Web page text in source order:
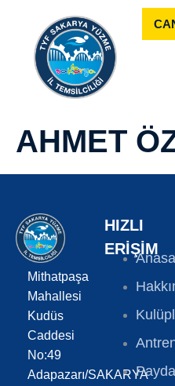
AHMET
Mithatpaşa
Mahallesi
Kudüs
Caddesi
No:49
Adapazarı/SAKARYA
HIZLI
ERIŞIM